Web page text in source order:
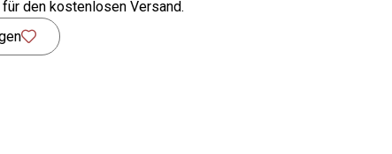
für den kostenlosen Versand.